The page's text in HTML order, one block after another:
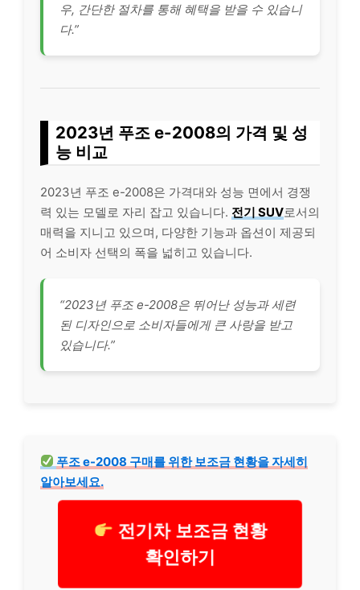
우, 간단한 절차를 통해 혜택을 받을 수 있습니
다.”
2023년 푸조 e-2008의 가격 및 성
능 비교
2023년 푸조 e-2008은 가격대와 성능 면에서 경쟁
력 있는 모델로 자리 잡고 있습니다. 전기 SUV로서의
매력을 지니고 있으며, 다양한 기능과 옵션이 제공되
어 소비자 선택의 폭을 넓히고 있습니다.
“2023년 푸조 e-2008은 뛰어난 성능과 세련
된 디자인으로 소비자들에게 큰 사랑을 받고
있습니다.”
푸조 e-2008 구매를 위한 보조금 현황을 자세히
알아보세요.
전기차 보조금 현황
확인하기